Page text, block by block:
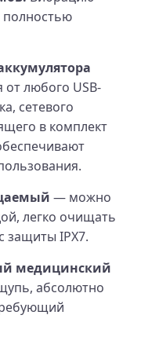
от любого USB-
сетевого
в комплект
— можно
легко очищать
защиты IPX7.
медицинский
абсолютно